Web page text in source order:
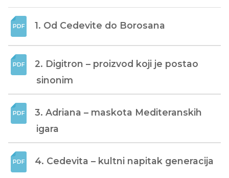
1. Od Cedevite do Borosana
2. Digitron – proizvod koji je postao
sinonim
3. Adriana – maskota Mediteranskih
igara
4. Cedevita – kultni napitak generacija